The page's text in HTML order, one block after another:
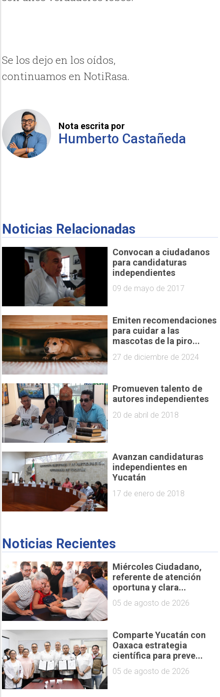
Se los dejo en los oídos,
continuamos en NotiRasa.
Nota escrita por
Humberto Castañeda
Noticias Relacionadas
Convocan a ciudadanos
para candidaturas
independientes
09 de mayo de 2017
Emiten recomendaciones
para cuidar a las
mascotas de la piro...
27 de diciembre de 2024
Promueven talento de
autores independientes
20 de abril de 2018
Avanzan candidaturas
independientes en
Yucatán
17 de enero de 2018
Noticias Recientes
Miércoles Ciudadano,
referente de atención
oportuna y clara...
05 de agosto de 2026
Comparte Yucatán con
Oaxaca estrategia
científica para preve...
05 de agosto de 2026